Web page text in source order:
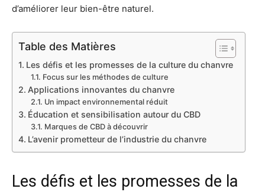
d’améliorer leur bien-être naturel.
Table des Matières
Les défis et les promesses de la culture du chanvre
Focus sur les méthodes de culture
Applications innovantes du chanvre
Un impact environnemental réduit
Éducation et sensibilisation autour du CBD
Marques de CBD à découvrir
L’avenir prometteur de l’industrie du chanvre
Les défis et les promesses de la